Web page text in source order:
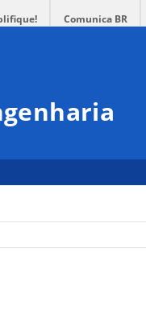
Comunica BR